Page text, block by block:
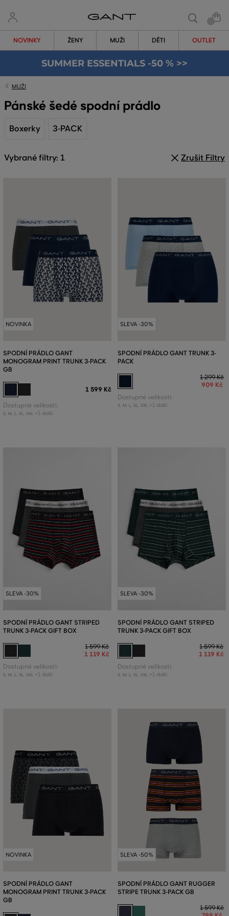
NOVINKY ŽENY MUŽI DĚTI OUTLET
SUMMER ESSENTIALS -50 % >>
MUŽI
Pánské šedé spodní prádlo
Boxerky 3-PACK
Vybrané filtry: 1 Zrušit Filtry
NOVINKA
SPODNÍ PRÁDLO GANT
MONOGRAM PRINT TRUNK 3-PACK
GB
1 599 Kč
Dostupné velikosti:
S, M L XL XXL +1 další
SLEVA -30%
SPODNÍ PRÁDLO GANT TRUNK 3-
PACK
1 299 Kč
909 Kč
Dostupné velikosti:
S, M L XL XXL +1 další
SLEVA -30%
SPODNÍ PRÁDLO GANT STRIPED
TRUNK 3-PACK GIFT BOX
1 599 Kč
1 119 Kč
Dostupné velikosti:
S, M L XL XXL +1 další
SLEVA -30%
SPODNÍ PRÁDLO GANT STRIPED
TRUNK 3-PACK GIFT BOX
1 599 Kč
1 119 Kč
Dostupné velikosti:
S, M L XL XXL +1 další
NOVINKA
SPODNÍ PRÁDLO GANT
MONOGRAM PRINT TRUNK 3-PACK
GB
SLEVA -50%
SPODNÍ PRÁDLO GANT RUGGER
STRIPE TRUNK 3-PACK GB
1 599 Kč